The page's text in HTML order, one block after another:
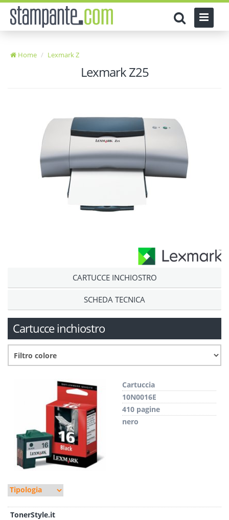
Home Lexmark Z
Lexmark Z25
CARTUCCE INCHIOSTRO
SCHEDA TECNICA
Cartucce inchiostro
Cartuccia
10N0016E
410 pagine
nero
TonerStyle.it